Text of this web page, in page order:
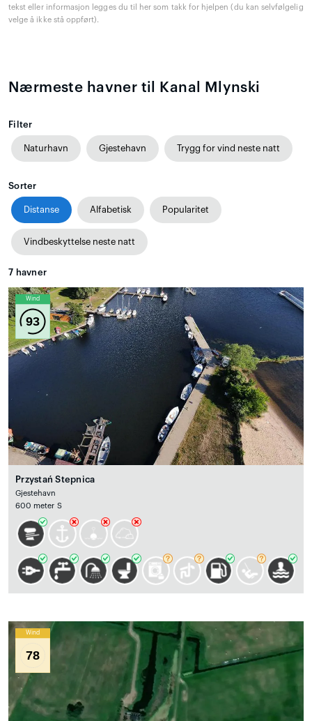
tekst eller informasjon legges du til her som takk for hjelpen (du kan selvfølgelig
velge å ikke stå oppført).
Nærmeste havner til Kanal Mlynski
Filter
Naturhavn Gjestehavn Trygg for vind neste natt
Sorter
Distanse Alfabetisk Popularitet
Vindbeskyttelse neste natt
7 havner
Wind
93
Przystań Stepnica
Gjestehavn
600 meter S
Wind
78